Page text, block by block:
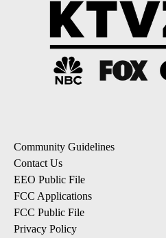
Community Guidelines
Contact Us
EEO Public File
FCC Applications
FCC Public File
Privacy Policy